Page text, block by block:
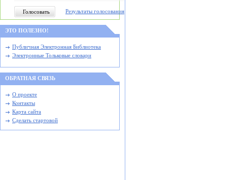
Результаты голосования
ЭТО ПОЛЕЗНО!
Публичная Электронная Библиотека
Электронные Тольковые словари
ОБРАТНАЯ СВЯЗЬ
О проекте
Контакты
Карта сайта
Сделать стартовой